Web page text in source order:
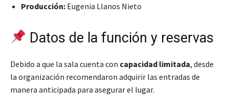
Producción: Eugenia Llanos Nieto
Datos de la función y reservas
Debido a que la sala cuenta con capacidad limitada, desde
la organización recomendaron adquirir las entradas de
manera anticipada para asegurar el lugar.